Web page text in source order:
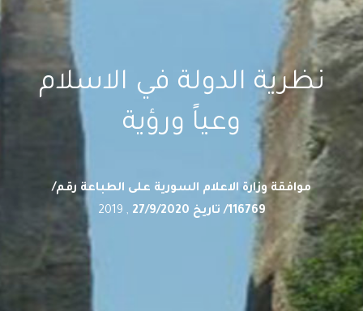
نظرية الدولة في الاسلام
وعياً ورؤية
موافقة وزارة الاعلام السورية على الطباعة رقم/
116769/ تاريخ 27/9/2020
, 2019